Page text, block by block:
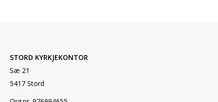
STORD KYRKJEKONTOR
Sæ 21
5417 Stord